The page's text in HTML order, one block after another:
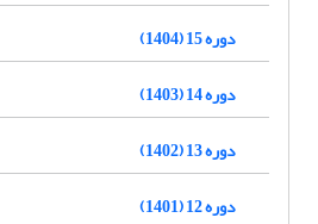
دوره 15 (1404)
دوره 14 (1403)
دوره 13 (1402)
دوره 12 (1401)